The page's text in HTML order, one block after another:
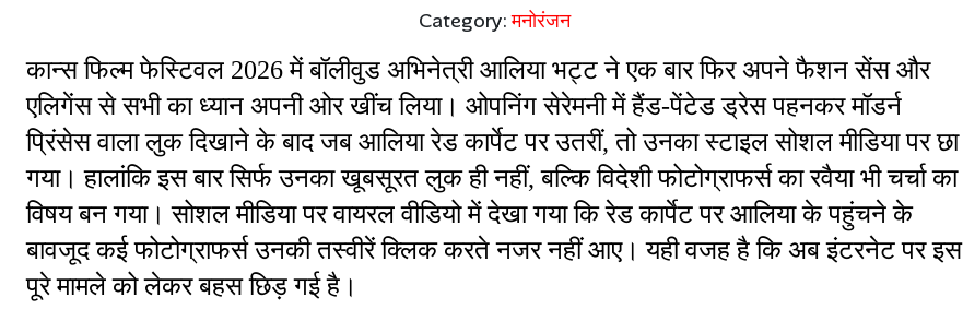
Category:मनोरंजन
कान्स फिल्म फेस्टिवल 2026 में बॉलीवुड अभिनेत्री आलिया भट्ट ने एक बार फिर अपने फैशन सेंस और
एलिगेंस से सभी का ध्यान अपनी ओर खींच लिया। ओपनिंग सेरेमनी में हैंड-पेंटेड ड्रेस पहनकर मॉडर्न
प्रिंसेस वाला लुक दिखाने के बाद जब आलिया रेड कार्पेट पर उतरीं, तो उनका स्टाइल सोशल मीडिया पर छा
गया। हालांकि इस बार सिर्फ उनका खूबसूरत लुक ही नहीं, बल्कि विदेशी फोटोग्राफर्स का रवैया भी चर्चा का
विषय बन गया। सोशल मीडिया पर वायरल वीडियो में देखा गया कि रेड कार्पेट पर आलिया के पहुंचने के
बावजूद कई फोटोग्राफर्स उनकी तस्वीरें क्लिक करते नजर नहीं आए। यही वजह है कि अब इंटरनेट पर इस
पूरे मामले को लेकर बहस छिड़ गई है।